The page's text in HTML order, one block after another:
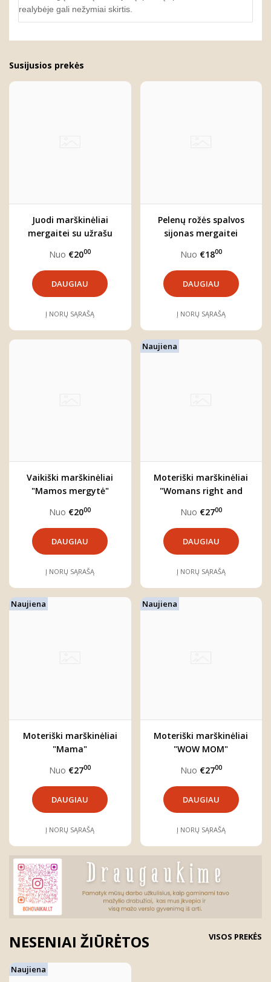
realybėje gali nežymiai skirtis.
Susijusios prekės
Juodi marškinėliai
mergaitei su užrašu
Nuo €2000
DAUGIAU
Į NORŲ SĄRAŠĄ
Pelenų rožės spalvos
sijonas mergaitei
Nuo €1800
DAUGIAU
Į NORŲ SĄRAŠĄ
Vaikiški marškinėliai
"Mamos mergytė"
Nuo €2000
DAUGIAU
Į NORŲ SĄRAŠĄ
Naujiena
Moteriški marškinėliai
"Womans right and
Nuo €2700
DAUGIAU
Į NORŲ SĄRAŠĄ
Naujiena
Moteriški marškinėliai
"Mama"
Nuo €2700
DAUGIAU
Į NORŲ SĄRAŠĄ
Naujiena
Moteriški marškinėliai
"WOW MOM"
Nuo €2700
DAUGIAU
Į NORŲ SĄRAŠĄ
NESENIAI ŽIŪRĖTOS VISOS PREKĖS
Naujiena